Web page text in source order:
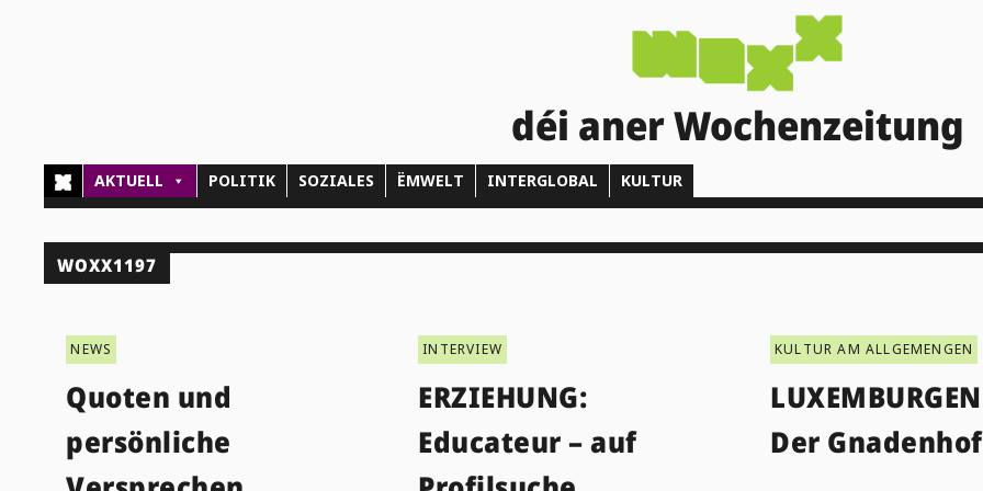
déi aner Wochenzeitung
AKTUELL POLITIK SOZIALES ËMWELT INTERGLOBAL KULTUR
WOXX1197
NEWS
Quoten und
persönliche
INTERVIEW
ERZIEHUNG:
Educateur – auf
KULTUR AM ALLGEMENGEN
Der Gnadenhof